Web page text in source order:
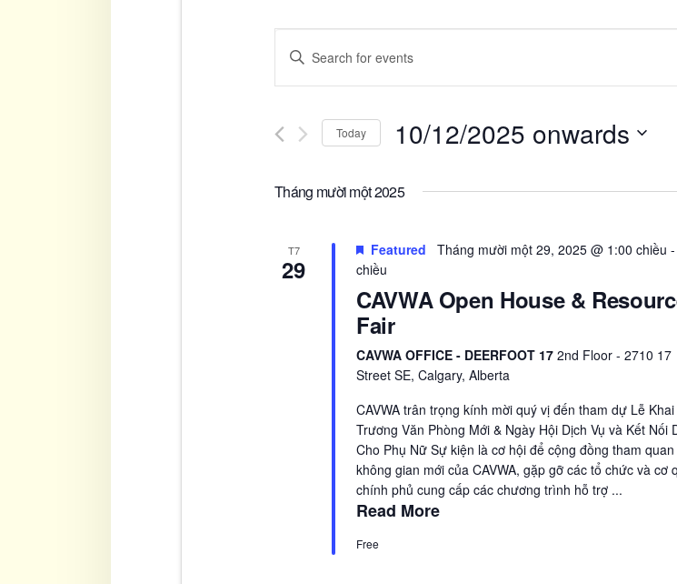
Events
Search
and
Views
Navigation
Enter
for
Keyword.
Today 10/12/2025 onwards
date.
Tháng mười một 2025
T7
29
Featured Tháng mười một 29, 2025 @ 1:00 chiều -
chiều
CAVWA Open House &
Fair
CAVWA OFFICE - DEERFOOT 17 2nd Floor - 2710 17
Street SE, Calgary, Alberta
CAVWA trân trọng kính mời quý vị đến tham dự Lễ Khai
Trương Văn Phòng Mới & Ngày Hội Dịch Vụ và Kết Nối
Cho Phụ Nữ Sự kiện là cơ hội để cộng đồng tham quan
không gian mới của CAVWA, gặp gỡ các tổ chức và cơ
chính phủ cung cấp các chương trình hỗ trợ ...
Read More
Free